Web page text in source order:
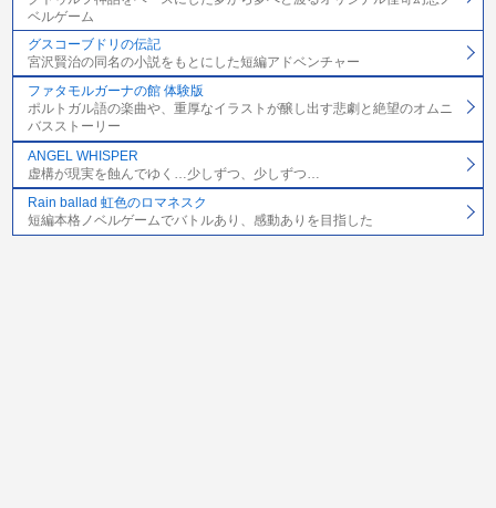
ベルゲーム
グスコーブドリの伝記
宮沢賢治の同名の小説をもとにした短編アドベンチャー
ファタモルガーナの館 体験版
ポルトガル語の楽曲や、重厚なイラストが醸し出す悲劇と絶望のオムニ
バスストーリー
ANGEL WHISPER
虚構が現実を蝕んでゆく…少しずつ、少しずつ…
Rain ballad 虹色のロマネスク
短編本格ノベルゲームでバトルあり、感動ありを目指した